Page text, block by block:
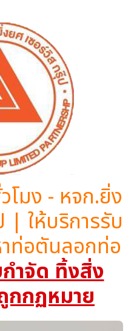
โมง - หจก.ยิ่ง
| ให้บริการรับ
ท่อตันลอกท่อ
ำจัด ทิ้งสิ่ง
กฏหมาย